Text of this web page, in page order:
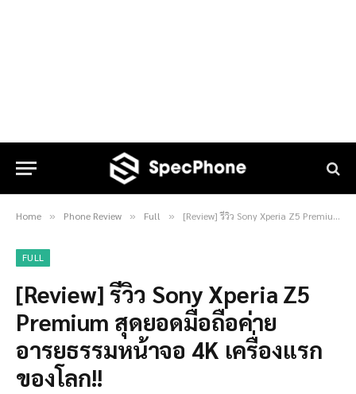
Home » Phone Review » Full » [Review] รีวิว Sony Xperia Z5 Premium สุดยอดมือถือค่ายอารยธรรมหน้าจอ 4K เครื่องแรกของโลก!!
FULL
[Review] รีวิว Sony Xperia Z5
Premium สุดยอดมือถือค่าย
อารยธรรมหน้าจอ 4K เครื่องแรก
ของโลก!!